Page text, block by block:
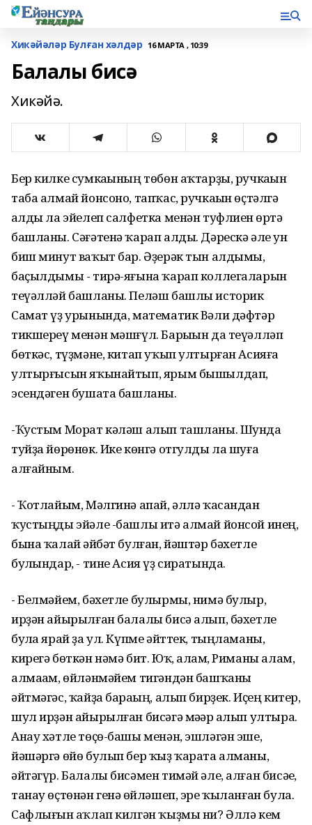
Хикәйәләр Булған хәлдәр 16 МАРТА , 10:39
Балалы бисә
Хикәйә.
Бер килке сумкаһының төбөн аҡтарҙы, ручкаһын
таба алмай йонсоно, тапҡас, ручкаһын өҫтәлгә
һалды ла эйелеп салфетка менән туфлиен һөртә
башланы. Сәғәтенә ҡарап алды. Дәрескә әле ун
биш минут ваҡыт бар. Әҙерәк тын алдымы,
баҫылдымы - тирә-яғына ҡарап коллегаларын
теүәлләй башланы. Пеләш башлы историк
Самат үҙ урынында, математик Вәли дәфтәр
тикшереү менән мәшғүл. Барыһын да теүәлләп
бөткәс, түҙмәне, китап уҡып ултырған Асияға
ултырғысын яҡынайтып, ярым бышылдап,
эсендәген бушата башланы.
-Ҡустым Морат кәләш алып ташланы. Шунда
туйҙа йөрөнөк. Ике көнгә отгулды ла шуға
алғайным.
- Ҡотлайым, Мәлгинә апай, әллә ҡасандан
ҡустыңды эйәле -башлы итә алмай йонсой инең,
бына ҡалай һәйбәт булған, йәштәр бәхетле
булһындар, - тине Асия үҙ сиратында.
- Белмәйем, бәхетле булырмы, нимә булыр,
ирҙән айырылған балалы бисә алып, бәхетле
булһа ярай ҙа ул. Күпме әйттек, тыңламаны,
кирегә бөткән нәмә бит. Юҡ, алһам, Риманы алам,
алмаһам, өйләнмәйем тигәндән башҡаны
әйтмәгәс, ҡайҙа бараһың, алып бирҙек. Иҫең китер,
шул ирҙән айырылған бисәгә мәһәр һалып ултыра.
Анау хәтле төҫө-башы менән, эшләгән эше,
йәшәргә өйө булып бер ҡыҙ ҡарата алманы,
әйтәгүр. Балалы бисәмен тимәй әле, алған бисәһе,
танау өҫтөнән генә һөйләшеп, эре ҡыланған була.
Сафлығын һаҡлап килгән ҡыҙмы ни? Әллә кем